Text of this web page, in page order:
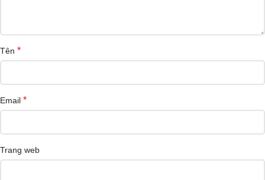
Tên *
Email *
Trang web